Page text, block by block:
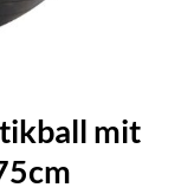
mit